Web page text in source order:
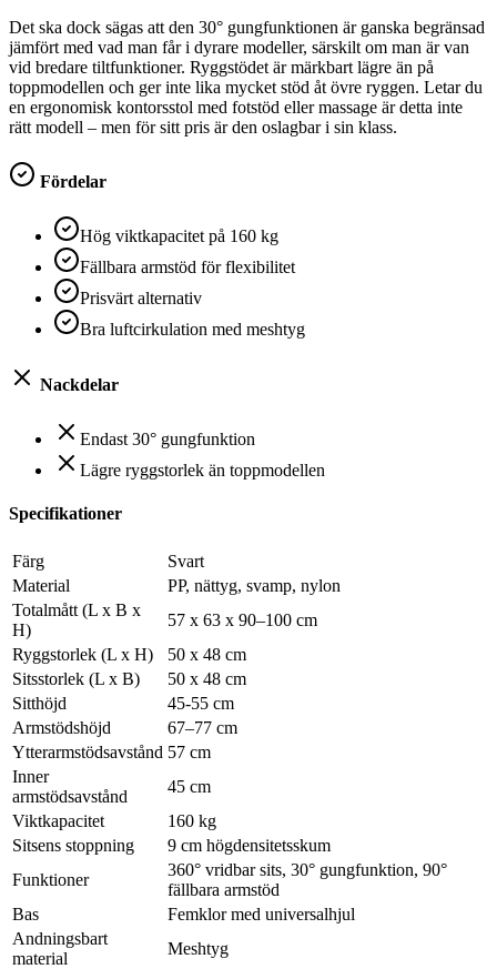
Det ska dock sägas att den 30° gungfunktionen är ganska begränsad
jämfört med vad man får i dyrare modeller, särskilt om man är van
vid bredare tiltfunktioner. Ryggstödet är märkbart lägre än på
toppmodellen och ger inte lika mycket stöd åt övre ryggen. Letar du
en ergonomisk kontorsstol med fotstöd eller massage är detta inte
rätt modell – men för sitt pris är den oslagbar i sin klass.
Fördelar
Hög viktkapacitet på 160 kg
Fällbara armstöd för flexibilitet
Prisvärt alternativ
Bra luftcirkulation med meshtyg
Nackdelar
Endast 30° gungfunktion
Lägre ryggstorlek än toppmodellen
Specifikationer
Färg
Svart
Material
PP, nättyg, svamp, nylon
Totalmått (L x B x
H)
57 x 63 x 90–100 cm
Ryggstorlek (L x H)
50 x 48 cm
Sitsstorlek (L x B)
50 x 48 cm
Sitthöjd
45-55 cm
Armstödshöjd
67–77 cm
Ytterarmstödsavstånd 57 cm
Inner
armstödsavstånd
45 cm
Viktkapacitet
160 kg
Sitsens stoppning
9 cm högdensitetsskum
Funktioner
360° vridbar sits, 30° gungfunktion, 90°
fällbara armstöd
Bas
Femklor med universalhjul
Andningsbart
material
Meshtyg